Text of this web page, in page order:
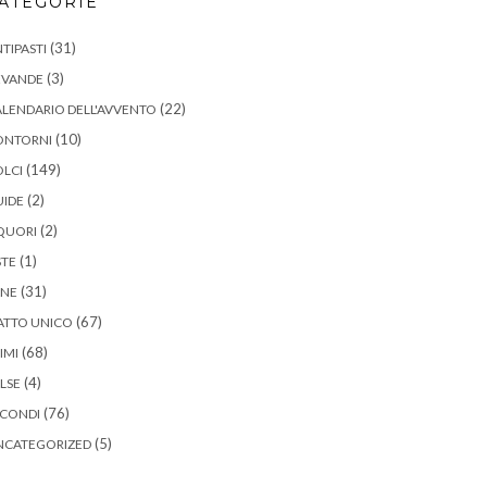
(31)
(3)
DELL'AVVENTO (22)
(10)
(149)
(2)
(2)
(1)
(31)
UNICO (67)
(68)
(4)
(76)
(5)